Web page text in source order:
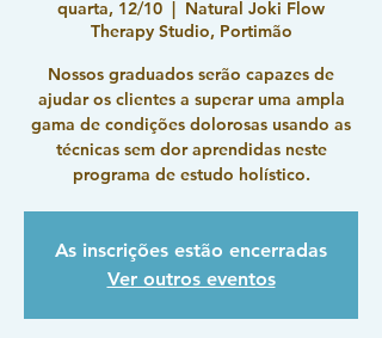
quarta, 12/10
  |
Natural Joki Flow
Therapy Studio, Portimão
Nossos graduados serão capazes de
ajudar os clientes a superar uma ampla
gama de condições dolorosas usando as
técnicas sem dor aprendidas neste
programa de estudo holístico.
As inscrições estão encerradas
Ver outros eventos